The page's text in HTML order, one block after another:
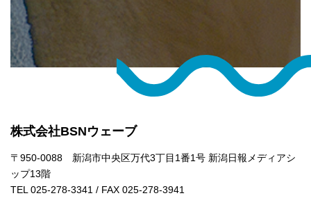
株式会社BSNウェーブ
〒950-0088 新潟市中央区万代3丁目1番1号 新潟日報メディアシ
ップ13階
TEL 025-278-3341 / FAX 025-278-3941